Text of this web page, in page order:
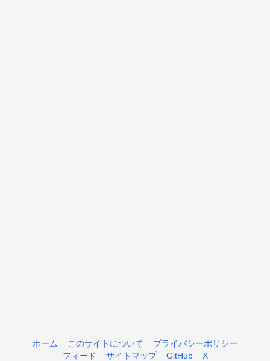
ホーム このサイトについて
プライバシーポリシー
フィード
サイトマップ GitHub X